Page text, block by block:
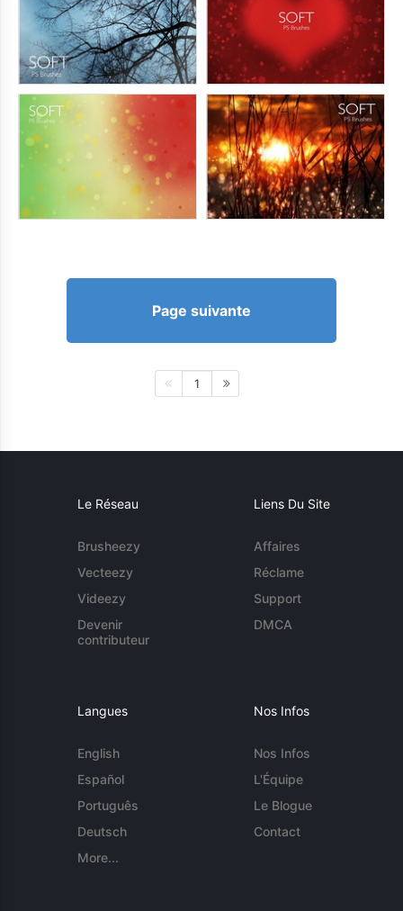
Page suivante
1
Le Réseau
Brusheezy
Vecteezy
Videezy
Devenir
contributeur
Liens Du Site
Affaires
Réclame
Support
DMCA
Langues
English
Español
Português
Deutsch
More...
Nos Infos
Nos Infos
L'Équipe
Le Blogue
Contact